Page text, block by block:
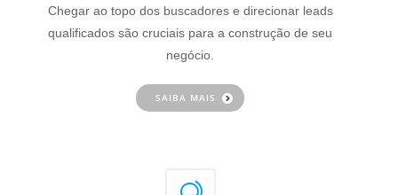
Chegar ao topo dos buscadores e direcionar leads
qualificados são cruciais para a construção de seu
negócio.
SAIBA MAIS